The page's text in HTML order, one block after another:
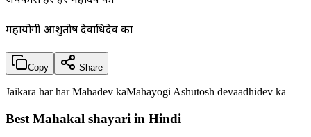
महायोगी आशुतोष देवाधिदेव का
Copy Share
Jaikara har har Mahadev kaMahayogi Ashutosh devaadhidev ka
Best Mahakal shayari in Hindi